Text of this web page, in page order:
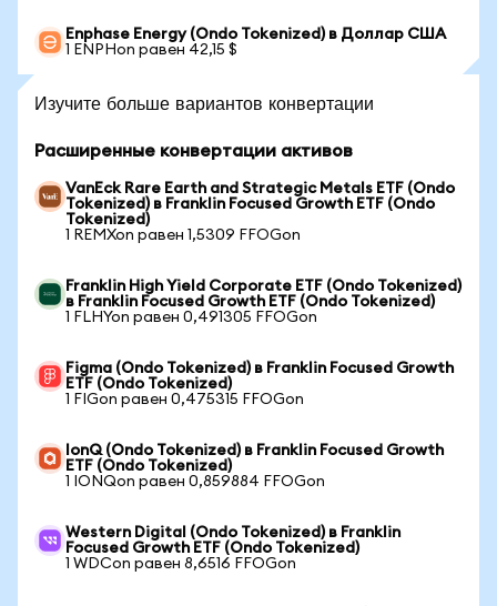
Enphase Energy (Ondo Tokenized) в Доллар США
1 ENPHon равен 42,15 $
Изучите больше вариантов конвертации
Расширенные конвертации активов
VanEck Rare Earth and Strategic Metals ETF (Ondo
Tokenized) в Franklin Focused Growth ETF (Ondo
Tokenized)
1 REMXon равен 1,5309 FFOGon
Franklin High Yield Corporate ETF (Ondo Tokenized)
в Franklin Focused Growth ETF (Ondo Tokenized)
1 FLHYon равен 0,491305 FFOGon
Figma (Ondo Tokenized) в Franklin Focused Growth
ETF (Ondo Tokenized)
1 FIGon равен 0,475315 FFOGon
IonQ (Ondo Tokenized) в Franklin Focused Growth
ETF (Ondo Tokenized)
1 IONQon равен 0,859884 FFOGon
Western Digital (Ondo Tokenized) в Franklin
Focused Growth ETF (Ondo Tokenized)
1 WDCon равен 8,6516 FFOGon